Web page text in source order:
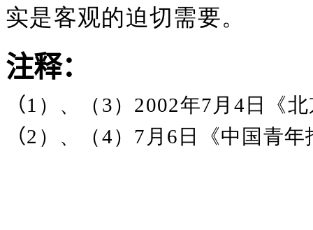
实是客观的迫切需要。
注释：
（1）、（3）2002年7月4日《
（2）、（4）7月6日《中国青年